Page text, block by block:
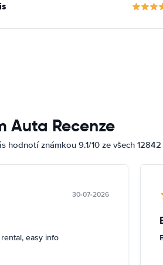
Auta Recenze
hodnotí známkou 9.1/10 ze všech 12842
30-07-2026
easy info